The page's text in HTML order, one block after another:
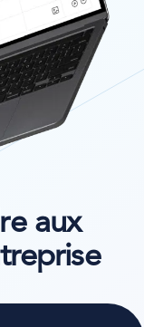
aux